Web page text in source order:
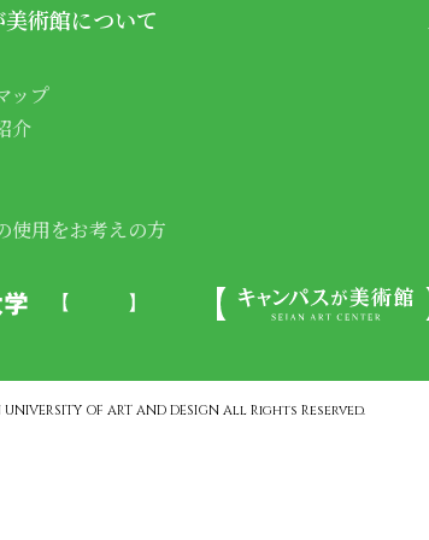
術館について
ップ
介
使用をお考えの方
OF ART AND DESIGN All Rights Reserved.